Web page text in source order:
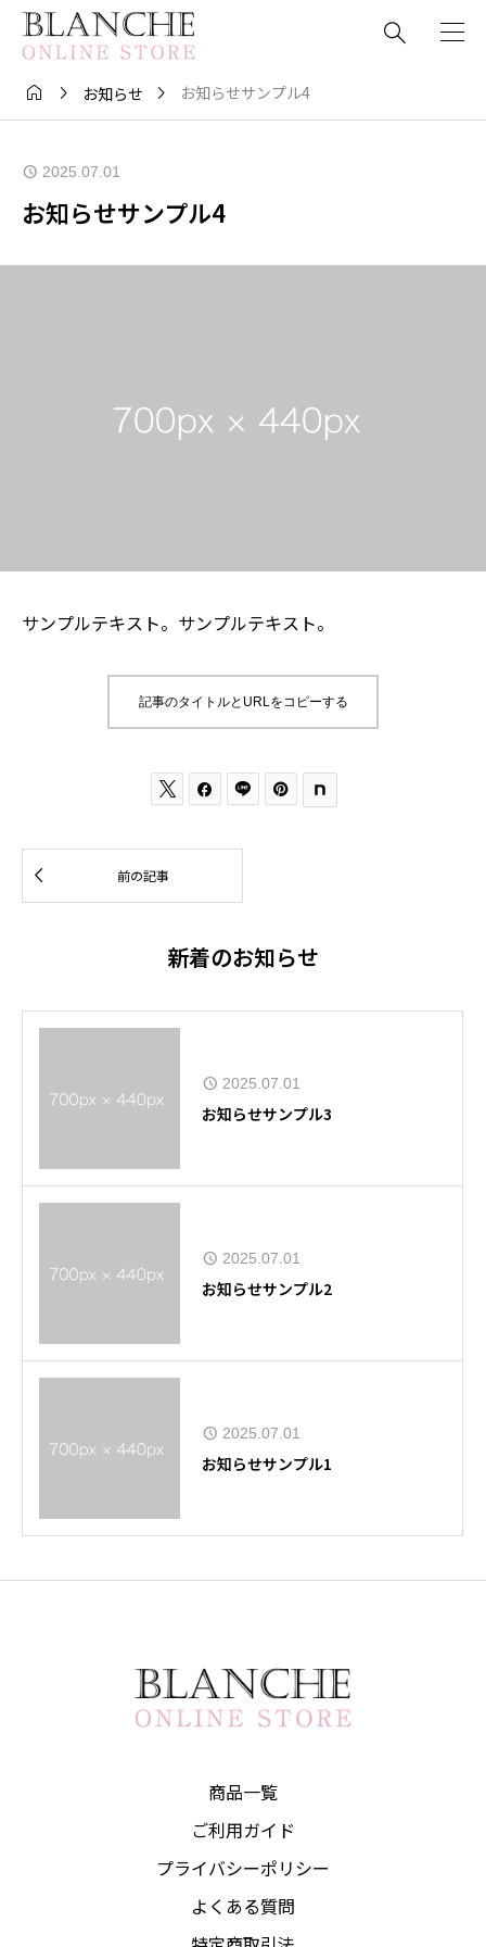

  お知らせ  お知らせサンプル4
2025.07.01
お知らせサンプル4
サンプルテキスト。サンプルテキスト。
記事のタイトルとURLをコピーする
  
 前の記事
新着のお知らせ
2025.07.01
お知らせサンプル3
2025.07.01
お知らせサンプル2
2025.07.01
お知らせサンプル1
商品一覧
ご利用ガイド
プライバシーポリシー
よくある質問